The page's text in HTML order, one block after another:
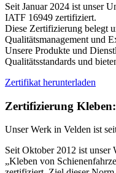
Seit Januar 2024 ist unser
IATF 16949 zertifiziert.
Diese Zertifizierung belegt
Qualitätsmanagement und
Unsere Produkte und
Qualitätsstandards und
Zertifikat herunterladen
Zertifizierung
Unser Werk in Velden ist
Seit Oktober 2012 ist
„Kleben von